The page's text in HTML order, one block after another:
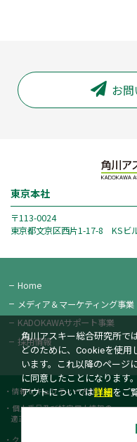
お
東京本社
〒113-0024
東京都文京区西片1-17-8 KSビ
Home
メディア＆マーケティング事業
KADOKAWAサポート事業
採用情報
情報セキュリティー方針
個人番号及び特定個人情報の
適正な取扱いに関する基本方針
クッキーポリシー
角川アスキー総合研究所で
どのために、Cookieを使用
います。これ以降のページ
に同意したことになります
アウトについては詳細 をご